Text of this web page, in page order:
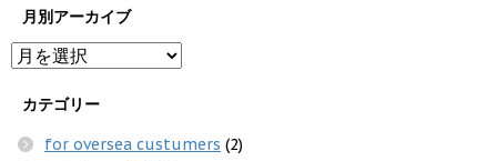
月別アーカイブ
カテゴリー
for oversea custumers (2)